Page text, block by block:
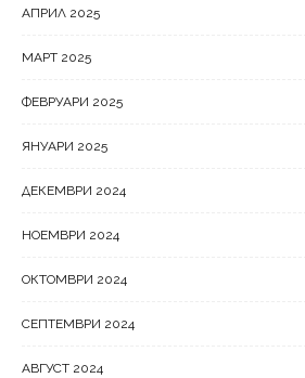
АПРИЛ 2025
МАРТ 2025
ФЕВРУАРИ 2025
ЯНУАРИ 2025
ДЕКЕМВРИ 2024
НОЕМВРИ 2024
ОКТОМВРИ 2024
СЕПТЕМВРИ 2024
АВГУСТ 2024